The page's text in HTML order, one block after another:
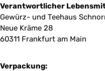
Verantwortlicher
Gewürz- und Teehaus
Neue Kräme 28
60311 Frankfurt am Main
Verpackung: